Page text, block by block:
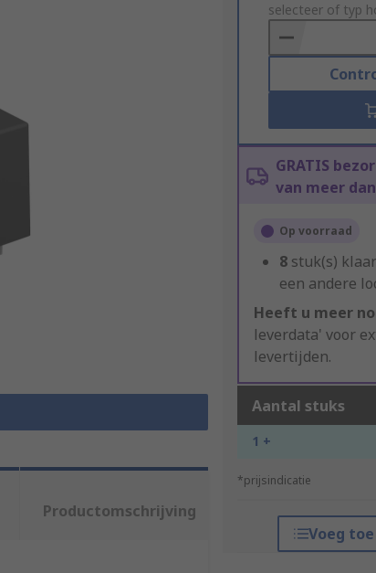
to
Basket
selecteer of typ
GRATIS
van meer
Op voorraad
8 stuk(s)
een andere
Heeft u meer
leverdata' voor
levertijden.
Aantal stuks
1 +
*prijsindicatie
Voeg
Productomschrijving